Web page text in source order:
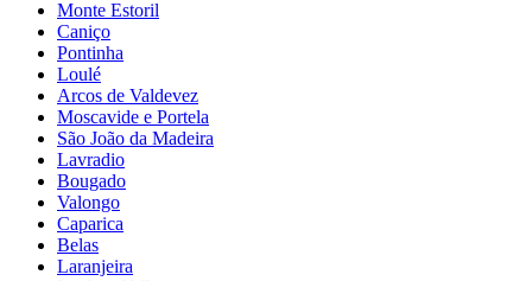
Monte Estoril
Caniço
Pontinha
Loulé
Arcos de Valdevez
Moscavide e Portela
São João da Madeira
Lavradio
Bougado
Valongo
Caparica
Belas
Laranjeira